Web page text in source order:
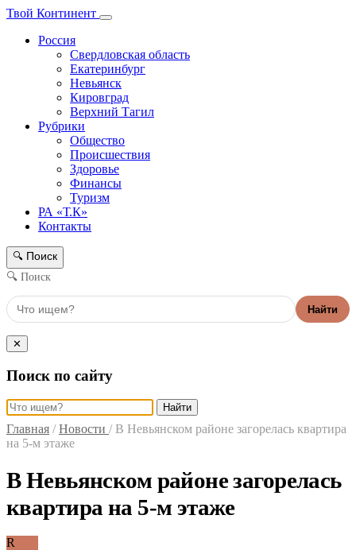
Твой Континент
Россия
Свердловская область
Екатеринбург
Невьянск
Кировград
Верхний Тагил
Рубрики
Общество
Происшествия
Здоровье
Финансы
Туризм
РА «Т.К»
Контакты
🔍 Поиск
🔍 Поиск
Найти
✕
Поиск по сайту
Найти
Главная / Новости / В Невьянском районе загорелась квартира
на 5-м этаже
В Невьянском районе загорелась
квартира на 5-м этаже
R